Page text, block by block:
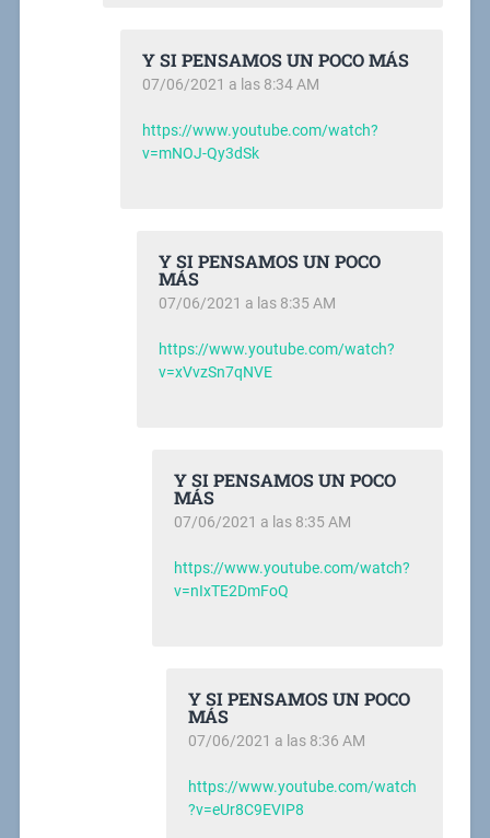
Y SI PENSAMOS UN POCO MÁS
07/06/2021 a las 8:34 AM
https://www.youtube.com/watch?
v=mNOJ-Qy3dSk
Y SI PENSAMOS UN POCO
MÁS
07/06/2021 a las 8:35 AM
https://www.youtube.com/watch?
v=xVvzSn7qNVE
Y SI PENSAMOS UN POCO
MÁS
07/06/2021 a las 8:35 AM
https://www.youtube.com/watch?
v=nIxTE2DmFoQ
Y SI PENSAMOS UN POCO
MÁS
07/06/2021 a las 8:36 AM
https://www.youtube.com/watch
?v=eUr8C9EVIP8